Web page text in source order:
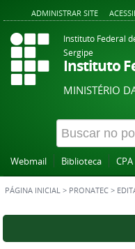
ADMINISTRAR SITE
Instituto Federal
Sergipe
Instituto
MINISTÉRIO
Webmail Biblioteca CPA
PÁGINA INICIAL > PRONATEC >